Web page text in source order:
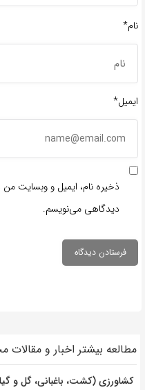
نام*
ایمیل*
ذخیره نام، ایمیل و وبسایت من
دیدگاهی می‌نویسم.
مطالعه بیشتر اخبار و مقالات
کشاورزی (کشت، باغبانی، گل و